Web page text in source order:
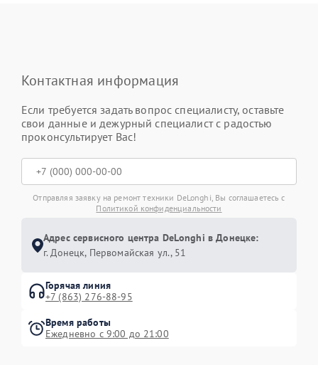
Контактная информация
Если требуется задать вопрос специалисту, оставьте
свои данные и дежурный специалист с радостью
проконсультирует Вас!
Отправляя заявку на ремонт техники DeLonghi, Вы соглашаетесь с
Политикой конфиденциальности
Адрес сервисного центра DeLonghi в Донецке:
г. Донецк, Первомайская ул., 51
Горячая линия
+7 (863) 276-88-95
Время работы
Ежедневно с 9:00 до 21:00